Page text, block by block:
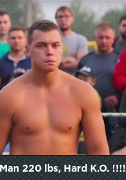
220 lbs, Hard K.O. !!!!